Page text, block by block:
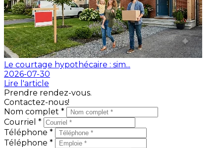
Le courtage hypothécaire : sim...
2026-07-30
Lire l'article
Prendre rendez-vous.
Contactez-nous!
Nom complet *
Courriel *
Téléphone *
Téléphone *